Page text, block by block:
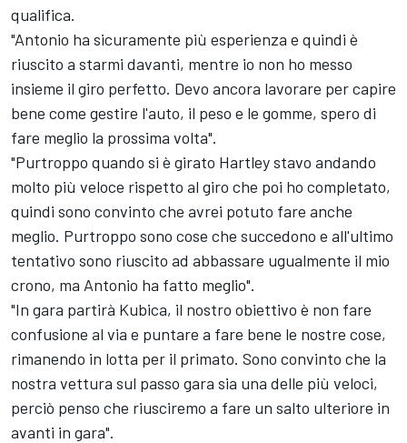
qualifica.
"Antonio ha sicuramente più esperienza e quindi è
riuscito a starmi davanti, mentre io non ho messo
insieme il giro perfetto. Devo ancora lavorare per capire
bene come gestire l'auto, il peso e le gomme, spero di
fare meglio la prossima volta".
"Purtroppo quando si è girato Hartley stavo andando
molto più veloce rispetto al giro che poi ho completato,
quindi sono convinto che avrei potuto fare anche
meglio. Purtroppo sono cose che succedono e all'ultimo
tentativo sono riuscito ad abbassare ugualmente il mio
crono, ma Antonio ha fatto meglio".
"In gara partirà Kubica, il nostro obiettivo è non fare
confusione al via e puntare a fare bene le nostre cose,
rimanendo in lotta per il primato. Sono convinto che la
nostra vettura sul passo gara sia una delle più veloci,
perciò penso che riusciremo a fare un salto ulteriore in
avanti in gara".